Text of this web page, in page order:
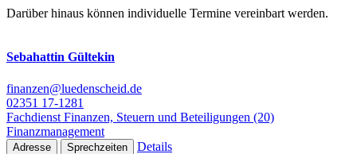
Darüber hinaus können individuelle Termine vereinbart werden.
Sebahattin Gültekin
finanzen@luedenscheid.de
02351 17-1281
Fachdienst Finanzen, Steuern und Beteiligungen (20)
Finanzmanagement
Adresse Sprechzeiten Details